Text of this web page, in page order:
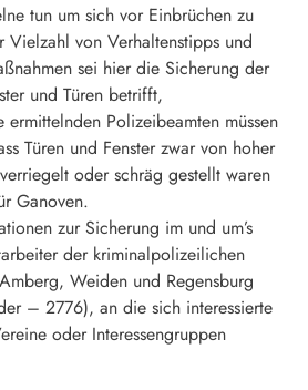
tun um sich vor Einbrüchen zu
Vielzahl von Verhaltenstipps und
sei hier die Sicherung der
und Türen betrifft,
Polizeibeamten müssen
Türen und Fenster zwar von hoher
oder schräg gestellt waren
Ganoven.
zur Sicherung im und um’s
der kriminalpolizeilichen
Weiden und Regensburg
– 2776), an die sich interessierte
oder Interessengruppen